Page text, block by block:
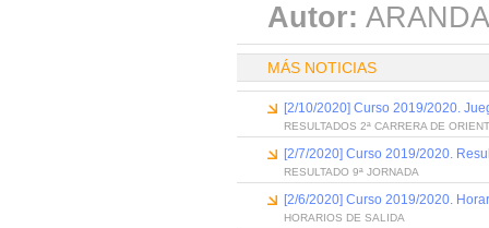
Autor:
MÁS NOTICIAS
[2/10/2020] Curso 2019/2020.
RESULTADOS 2ª CARRERA DE
[2/7/2020] Curso 2019/2020.
RESULTADO 9ª JORNADA
[2/6/2020] Curso 2019/2020.
HORARIOS DE SALIDA